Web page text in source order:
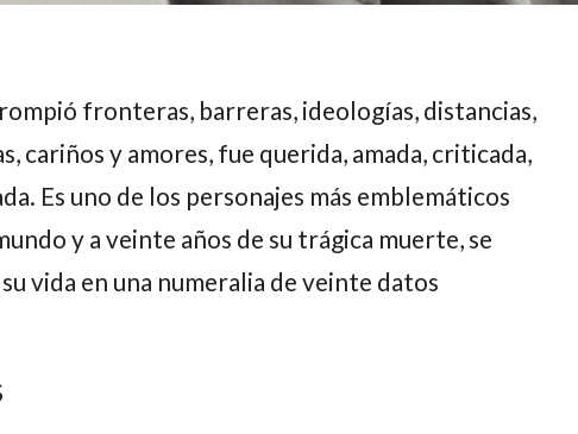
fronteras, barreras, ideologías, distancias,
cariños y amores, fue querida, amada, criticada,
Es uno de los personajes más emblemáticos
y a veinte años de su trágica muerte, se
vida en una numeralia de veinte datos